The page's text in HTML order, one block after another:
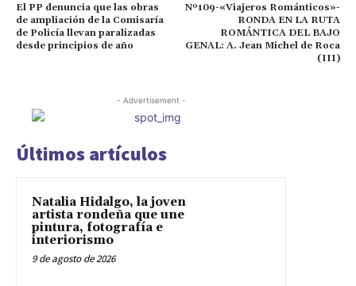
El PP denuncia que las obras
de ampliación de la Comisaría
de Policía llevan paralizadas
desde principios de año
Nº109-«Viajeros Románticos»-
RONDA EN LA RUTA
ROMÁNTICA DEL BAJO
GENAL: A. Jean Michel de Roca
(III)
- Advertisement -
Últimos artículos
Natalia Hidalgo, la joven
artista rondeña que une
pintura, fotografía e
interiorismo
9 de agosto de 2026